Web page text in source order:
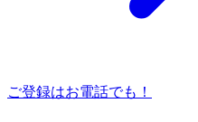
ご登録はお電話でも！